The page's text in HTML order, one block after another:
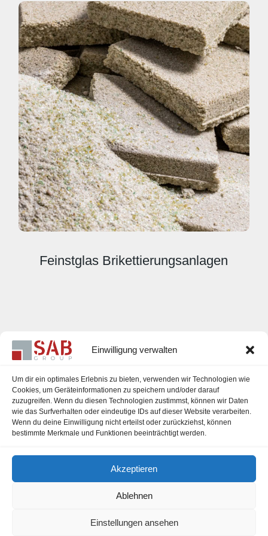
Einwilligung verwalten
Um dir ein optimales Erlebnis zu bieten, verwenden wir Technologien wie
Cookies, um Geräteinformationen zu speichern und/oder darauf
zuzugreifen. Wenn du diesen Technologien zustimmst, können wir Daten
wie das Surfverhalten oder eindeutige IDs auf dieser Website verarbeiten.
Wenn du deine Einwilligung nicht erteilst oder zurückziehst, können
bestimmte Merkmale und Funktionen beeinträchtigt werden.
Akzeptieren
Ablehnen
Einstellungen ansehen
Feinstglas Brikettierungsanlagen
Karriere
Impressum
Datenschutzerklärung
Cookie-Richtlinie (EU)
office@sab-group.com